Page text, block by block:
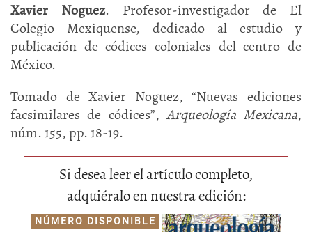
Xavier Noguez. Profesor-investigador de El
Colegio Mexiquense, dedicado al estudio y
publicación de códices coloniales del centro de
México.
Tomado de Xavier Noguez, “Nuevas ediciones
facsimilares de códices”, Arqueología Mexicana,
núm. 155, pp. 18-19.
Si desea leer el artículo completo,
adquiéralo en nuestra edición:
NÚMERO DISPONIBLE